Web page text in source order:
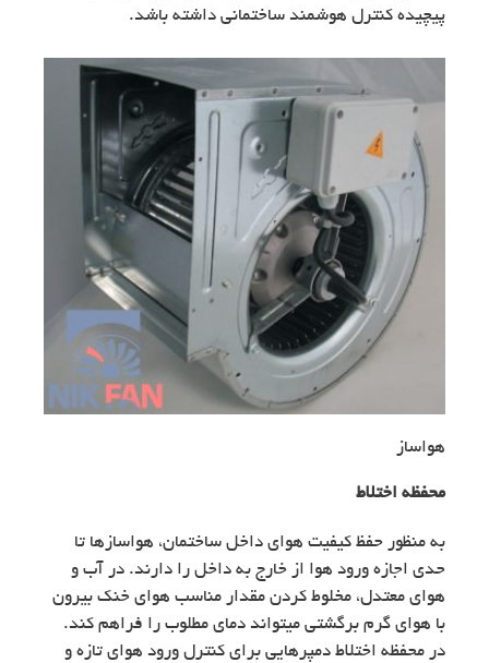
پیچیده کنترل هوشمند ساختمانی داشته باشد.
هواساز
محفظه اختلاط
به منظور حفظ کیفیت هوای داخل ساختمان، هواسازها تا
حدی اجازه ورود هوا از خارج به داخل را دارند. در آب و
هوای معتدل، مخلوط کردن مقدار مناسب هوای خنک بیرون
با هوای گرم برگشتی می­تواند دمای مطلوب را فراهم کند.
در محفظه اختلاط دمپرهایی برای کنترل ورود هوای تازه و